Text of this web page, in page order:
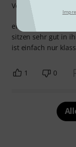
ein case, dass
sitzen sehr gut in
ist einfach nur
Verarbeitung
1 0